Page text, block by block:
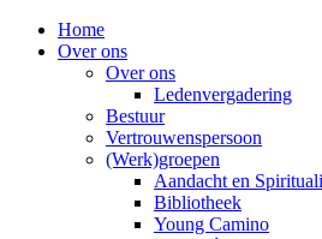
Home
Over ons
Over ons
Ledenvergadering
Bestuur
Vertrouwenspersoon
(Werk)groepen
Aandacht en
Bibliotheek
Young Camino